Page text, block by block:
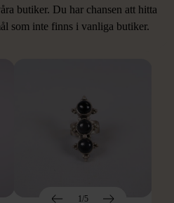
butiker. Du har chansen att hitta
som inte finns i vanliga butiker.
PRODUKTER
påminner om denna
1/5